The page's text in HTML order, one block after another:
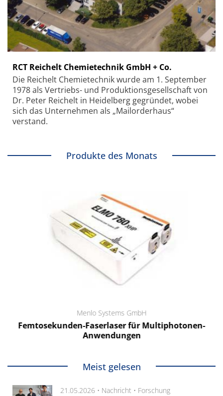
RCT Reichelt Chemietechnik GmbH + Co.
Die Reichelt Chemietechnik wurde am 1. September
1978 als Vertriebs- und Produktionsgesellschaft von
Dr. Peter Reichelt in Heidelberg gegründet, wobei
sich das Unternehmen als „Mailorderhaus“
verstand.
Produkte des Monats
Menlo Systems GmbH
Femtosekunden-Faserlaser für Multiphotonen-
Anwendungen
Meist gelesen
21.05.2026 • Nachricht • Forschung